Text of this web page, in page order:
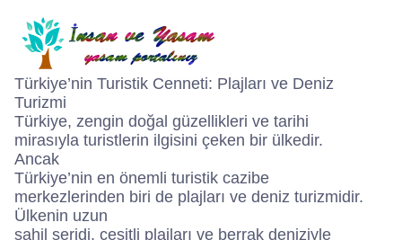
Türkiye’nin Turistik Cenneti: Plajları ve Deniz
Turizmi
Türkiye, zengin doğal güzellikleri ve tarihi
mirasıyla turistlerin ilgisini çeken bir ülkedir.
Ancak
Türkiye’nin en önemli turistik cazibe
merkezlerinden biri de plajları ve deniz turizmidir.
Ülkenin uzun
sahil şeridi, çeşitli plajları ve berrak deniziyle